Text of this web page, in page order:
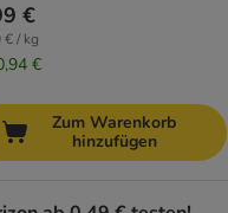
€
€ / kg
€
Zum Warenkorb
hinzufügen